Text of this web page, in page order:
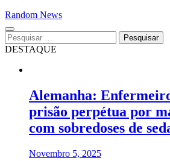
Random News
Pesquisar
por:
DESTAQUE
Alemanha:
prisão perpétua por
com sobredoses de
Novembro 5, 2025